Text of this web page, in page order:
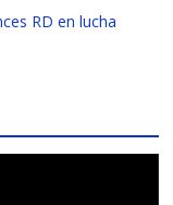
RD en lucha